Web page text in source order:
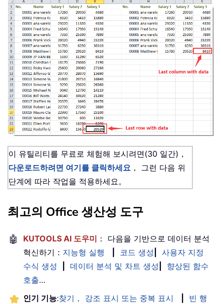
이 유틸리티를 무료로 체험해 보시려면(30 일간)，
다운로드하려면 여기를 클릭하세요 ， 그런 다음 위
단계에 따라 작업을 적용하세요。
최고의 Office 생산성 도구
🤖 KUTOOLS AI 도우미 ： 다음을 기반으로 데이터 분석
혁신하기： 지능형 실행 코드 생성
사용자 지정
수식 생성
데이터 분석 및 차트 생성
향상된 함수
호출…
인기 기능:찾기， 강조 표시 또는 중복 표시
빈 행